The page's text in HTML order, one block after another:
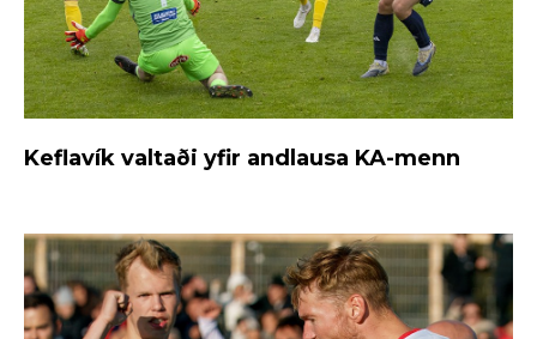
Keflavík valtaði yfir andlausa KA-menn